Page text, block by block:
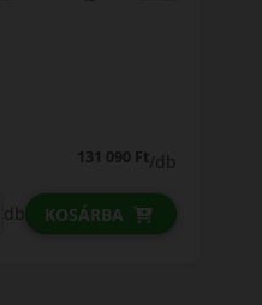
131 090 Ft/db
db KOSÁRBA